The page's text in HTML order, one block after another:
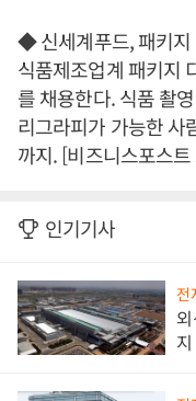
◆ 신세계푸드, 패키지
식품제조업계 패키지
를 채용한다. 식품 촬
리그라피가 가능한 사
까지. [비즈니스포스
인기기사
전